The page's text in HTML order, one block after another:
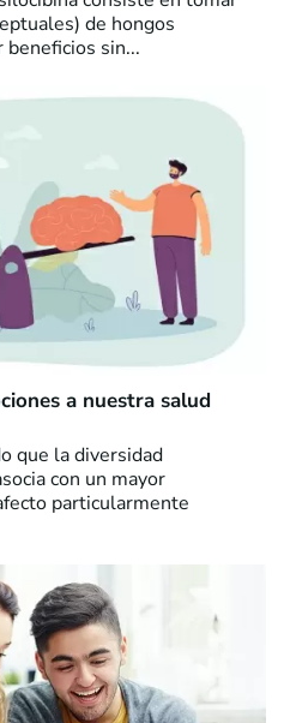
de hongos
sin...
a nuestra salud
que la diversidad
con un mayor
particularmente